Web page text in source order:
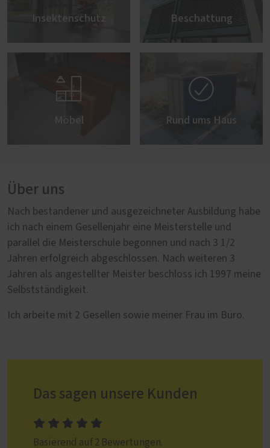
Insektenschutz Beschattung

Möbel

Rund ums Haus
Über uns
Nach bestandener und ausgezeichneter Ausbildung habe
ich nach einem Gesellenjahr eine Meisterstelle und
parallel die Meisterschule begonnen und nach 3 1/2
Jahren erfolgreich abgeschlossen. Nach weiteren 3
Jahren als angestellter Meister beschloss ich 1997 meine
Selbstständigkeit.
Ich arbeite mit 2 Gesellen sowie meiner Frau im Büro.
Das sagen unsere Kunden
Basierend auf 2 Bewertungen.